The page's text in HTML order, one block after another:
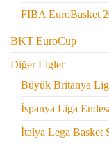
FIBA EuroBasket
BKT EuroCup
Diğer Ligler
Büyük Britanya
İspanya Liga
İtalya Lega Basket